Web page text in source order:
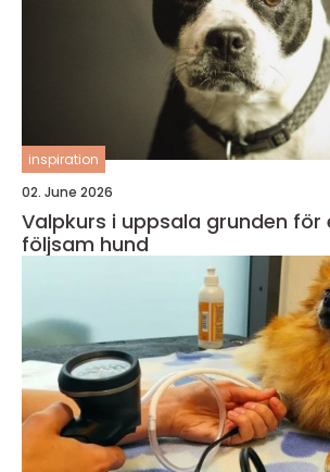
inspiration
02. June 2026
Valpkurs i uppsala grunden för en trygg och
följsam hund